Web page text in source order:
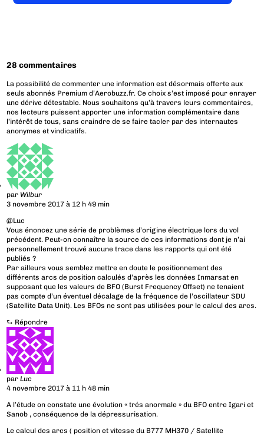
28 commentaires
La possibilité de commenter une information est désormais offerte aux
seuls abonnés Premium d’Aerobuzz.fr. Ce choix s’est imposé pour enrayer
une dérive détestable. Nous souhaitons qu’à travers leurs commentaires,
nos lecteurs puissent apporter une information complémentaire dans
l’intérêt de tous, sans craindre de se faire tacler par des internautes
anonymes et vindicatifs.
par Wilbur
3 novembre 2017 à 12 h 49 min
@Luc
Vous énoncez une série de problèmes d’origine électrique lors du vol
précédent. Peut-on connaître la source de ces informations dont je n’ai
personnellement trouvé aucune trace dans les rapports qui ont été
publiés ?
Par ailleurs vous semblez mettre en doute le positionnement des
différents arcs de position calculés d’après les données Inmarsat en
supposant que les valeurs de BFO (Burst Frequency Offset) ne tenaient
pas compte d’un éventuel décalage de la fréquence de l’oscillateur SDU
(Satellite Data Unit). Les BFOs ne sont pas utilisées pour le calcul des arcs.
⮑ Répondre
parLuc
4 novembre 2017 à 11 h 48 min
A l’étude on constate une évolution « trés anormale » du BFO entre Igari et
Sanob , conséquence de la dépressurisation.
Le calcul des arcs ( position et vitesse du B777 MH370 / Satellite